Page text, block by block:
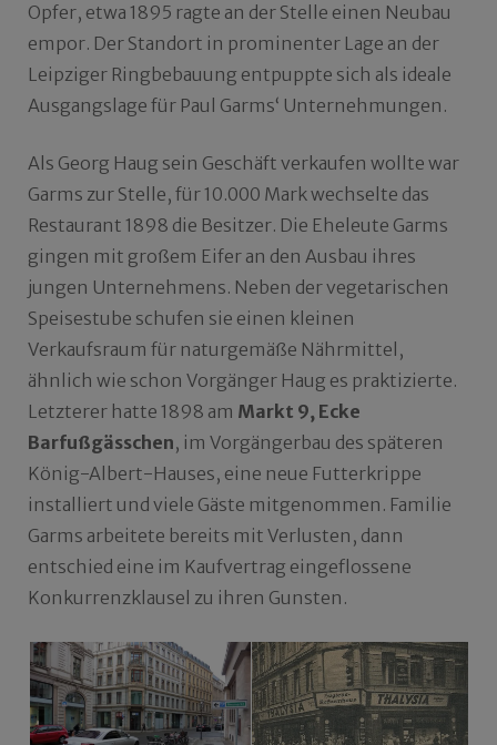
Opfer, etwa 1895 ragte an der Stelle einen Neubau
empor. Der Standort in prominenter Lage an der
Leipziger Ringbebauung entpuppte sich als ideale
Ausgangslage für Paul Garms‘ Unternehmungen.
Als Georg Haug sein Geschäft verkaufen wollte war
Garms zur Stelle, für 10.000 Mark wechselte das
Restaurant 1898 die Besitzer. Die Eheleute Garms
gingen mit großem Eifer an den Ausbau ihres
jungen Unternehmens. Neben der vegetarischen
Speisestube schufen sie einen kleinen
Verkaufsraum für naturgemäße Nährmittel,
ähnlich wie schon Vorgänger Haug es praktizierte.
Letzterer hatte 1898 am Markt 9, Ecke
Barfußgässchen, im Vorgängerbau des späteren
König-Albert-Hauses, eine neue Futterkrippe
installiert und viele Gäste mitgenommen. Familie
Garms arbeitete bereits mit Verlusten, dann
entschied eine im Kaufvertrag eingeflossene
Konkurrenzklausel zu ihren Gunsten.